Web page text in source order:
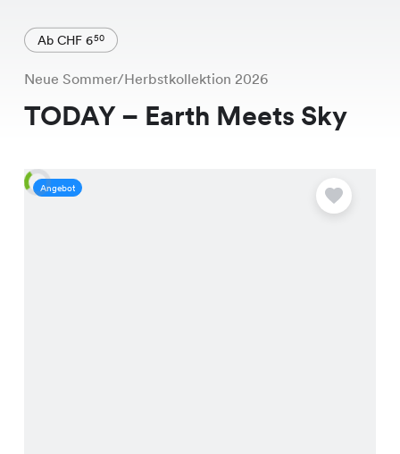
Ab CHF 650
Neue Sommer/Herbstkollektion 2026
TODAY – Earth Meets Sky
Angebot